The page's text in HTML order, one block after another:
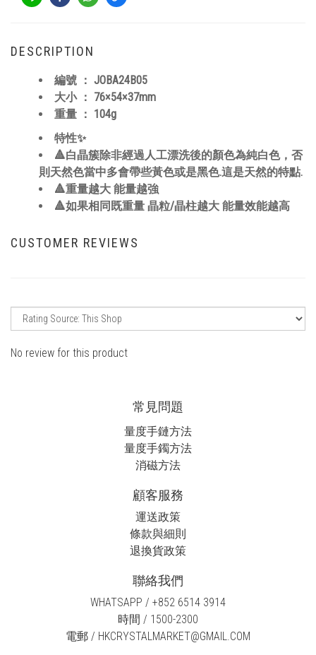
DESCRIPTION
編號 ： JOBA24B05
大小 ： 76×54×37mm
重量 ： 104g
特性✨
🔺白晶簇除非經過人工漂洗後的顏色為純白色，否
則天然色當中多會帶些黃色或是黑色.這是天然的特點.
🔺重量越大 能量越強
🔺如果相同既重量 晶粒/晶柱越大 能量效能越高
CUSTOMER REVIEWS
No review for this product
常見問題
量度手鏈方法
量度手鐲方法
消磁方法
顧客服務
運送政策
條款與細則
退換貨政策
聯絡我們
WHATSAPP / +852 6514 3914
時間 / 1500-2300
電郵 / HKCRYSTALMARKET@GMAIL.COM